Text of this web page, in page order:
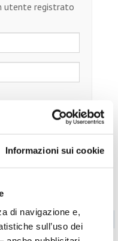
Informazioni sui cookie
di navigazione e,
sull’uso dei
utente registrato